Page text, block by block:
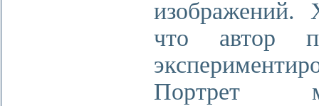
изображений.
что автор
Портрет